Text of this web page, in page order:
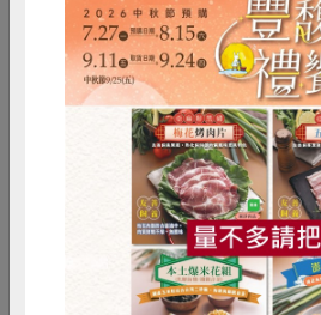
2023-03-14合作聯合國 生活
一週七天「綠」行動 成為
迎接2023年，每日一個簡單「
天就能減少生活不必要的浪費
RPET 食譜
雞蛋 食安 共同購